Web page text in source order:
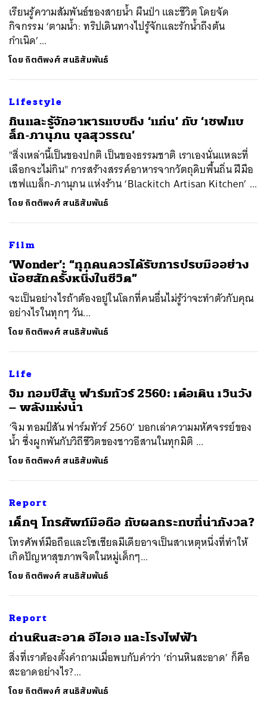
เรียนรู้ความสัมพันธ์ของสายน้ำ ผืนป่า และชีวิต โดยจัด
กิจกรรม ‘ตามน้ำ: ทริปเดินทางไปรู้จักและรักน้ำถึงต้น
กำเนิด’...
โดย กิตติพงศ์ สนธิสัมพันธ์
Lifestyle
กินและรู้จักอาหารแบบถึง ‘แก่น’ กับ ‘เชฟแบ
ล็ก-ภานุภน บุลสุวรรณ’
"สิ่งเหล่านี้เป็นของปกติ เป็นของธรรมชาติ เราเองนั่นแหละที่
เลือกจะไม่กิน" การสร้างสรรค์อาหารจากวัตถุดิบพื้นถิ่น ฝีมือ
เชฟแบล็ก-ภานุภน แห่งร้าน ‘Blackitch Artisan Kitchen’ ...
โดย กิตติพงศ์ สนธิสัมพันธ์
Film
​‘Wonder’: “ทุกคนควรได้รับการปรบมืออย่าง
น้อยสักครั้งหนึ่งในชีวิต”
จะเป็นอย่างไรถ้าต้องอยู่ในโลกที่คนอื่นไม่รู้ว่าจะทำตัวกับคุณ
อย่างไรในทุกๆ วัน...
โดย กิตติพงศ์ สนธิสัมพันธ์
Life
​จิม ทอมป์สัน ฟาร์มทัวร์ 2560: เต๋อเติน เวินวัง
– พลังแห่งน้ำ
​‘จิม ทอมป์สัน ฟาร์มทัวร์ 2560’ บอกเล่าความมหัศจรรย์ของ
น้ำ ซึ่งผูกพันกับวิถีชีวิตของชาวอีสานในทุกมิติ ...
โดย กิตติพงศ์ สนธิสัมพันธ์
Report
​เด็กๆ โทรศัพท์มือถือ กับผลกระทบที่น่ากังวล?
โทรศัพท์มือถือและโซเชียลมีเดียอาจเป็นสาเหตุหนึ่งที่ทำให้
เกิดปัญหาสุขภาพจิตในหมู่เด็กๆ...
โดย กิตติพงศ์ สนธิสัมพันธ์
Report
ถ่านหินสะอาด อีไอเอ และโรงไฟฟ้า
สิ่งที่เราต้องตั้งคำถามเมื่อพบกับคำว่า ‘ถ่านหินสะอาด’ ก็คือ
สะอาดอย่างไร?...
โดย กิตติพงศ์ สนธิสัมพันธ์